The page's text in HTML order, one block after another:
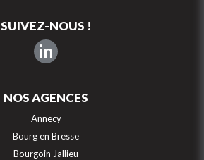
SUIVEZ-NOUS !
in
NOS AGENCES
Annecy
Bourg en Bresse
Bourgoin Jallieu